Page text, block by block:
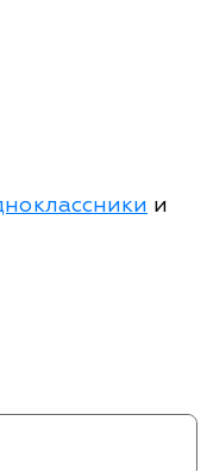
и